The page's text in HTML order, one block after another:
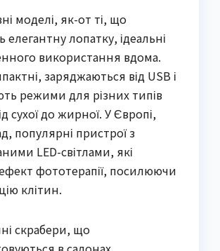
моделі, як-от ті, що
елегантну лопатку, ідеальні
використання вдома.
заряджаються від USB і
режими для різних типів
сухої до жирної. У Європі,
популярні пристрої з
LED-світлами, які
фототерапії, посилюючи
клітин.
скрабери, що